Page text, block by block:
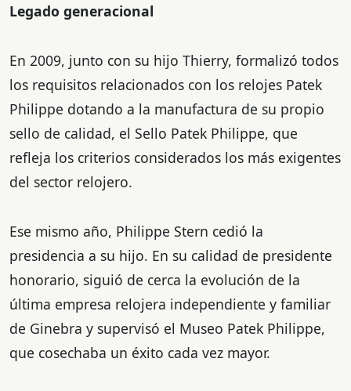
Legado generacional
En 2009, junto con su hijo Thierry, formalizó todos
los requisitos relacionados con los relojes Patek
Philippe dotando a la manufactura de su propio
sello de calidad, el Sello Patek Philippe, que
refleja los criterios considerados los más exigentes
del sector relojero.
Ese mismo año, Philippe Stern cedió la
presidencia a su hijo. En su calidad de presidente
honorario, siguió de cerca la evolución de la
última empresa relojera independiente y familiar
de Ginebra y supervisó el Museo Patek Philippe,
que cosechaba un éxito cada vez mayor.